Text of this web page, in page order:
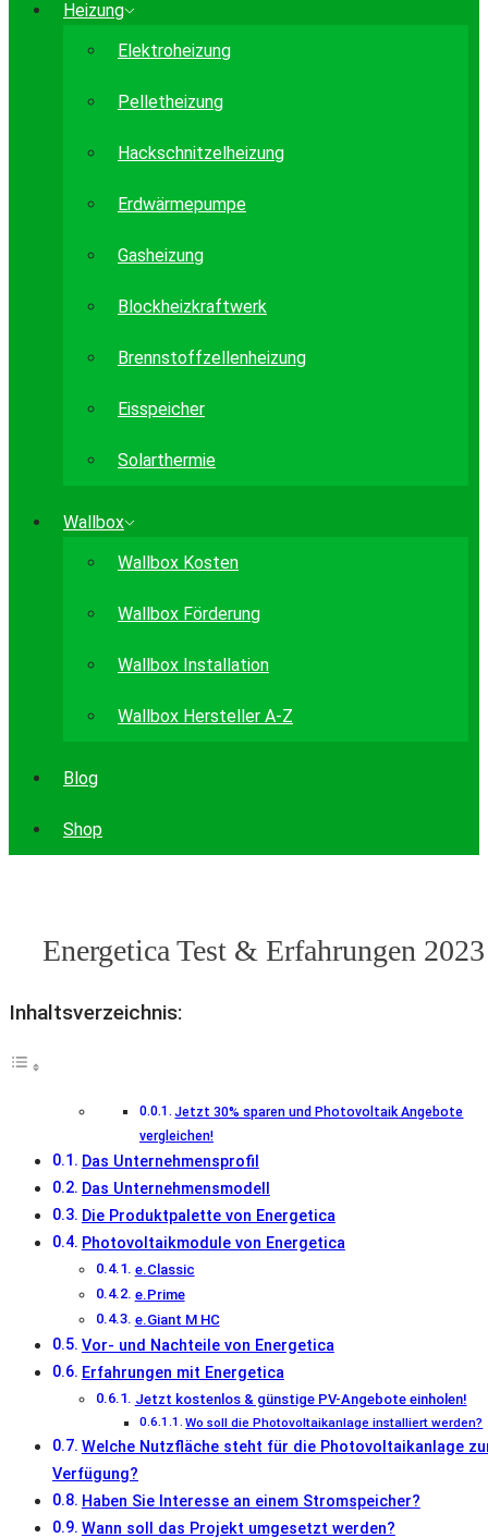
Heizung
Elektroheizung
Pelletheizung
Hackschnitzelheizung
Erdwärmepumpe
Gasheizung
Blockheizkraftwerk
Brennstoffzellenheizung
Eisspeicher
Solarthermie
Wallbox
Wallbox Kosten
Wallbox Förderung
Wallbox Installation
Wallbox Hersteller A-Z
Blog
Shop
Energetica Test & Erfahrungen 2023
Inhaltsverzeichnis:
Jetzt 30% sparen und Photovoltaik Angebote
vergleichen!
Das Unternehmensprofil
Das Unternehmensmodell
Die Produktpalette von Energetica
Photovoltaikmodule von Energetica
e.Classic
e.Prime
e.Giant M HC
Vor- und Nachteile von Energetica
Erfahrungen mit Energetica
Jetzt kostenlos & günstige PV-Angebote einholen!
Wo soll die Photovoltaikanlage installiert werden?
Welche Nutzfläche steht für die Photovoltaikanlage
Verfügung?
Haben Sie Interesse an einem Stromspeicher?
Wann soll das Projekt umgesetzt werden?